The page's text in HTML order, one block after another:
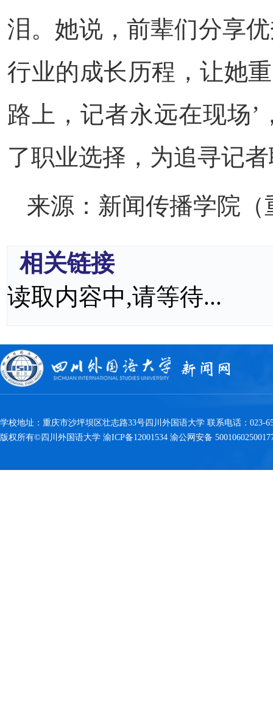
泪。她说，前辈们分享
行业的成长历程，让她
路上，记者永远在现场
了职业选择，为追寻记
来源：新闻传播学院
相关链接
读取内容中,请等待...
学校地址：重庆市沙坪坝区壮志路33号四川外国语大学 联系电话：023-
版权所有©四川外国语大学 渝ICP备12001534 渝公网安备